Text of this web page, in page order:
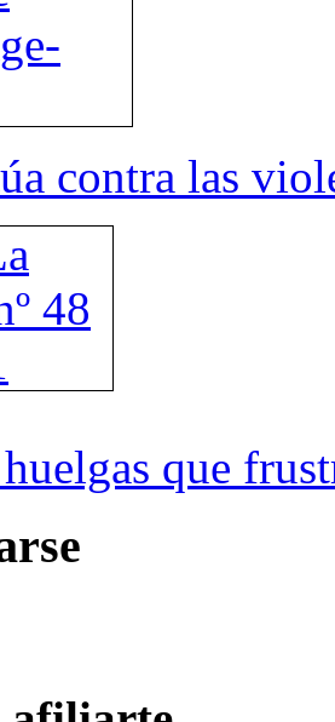
contra las
que